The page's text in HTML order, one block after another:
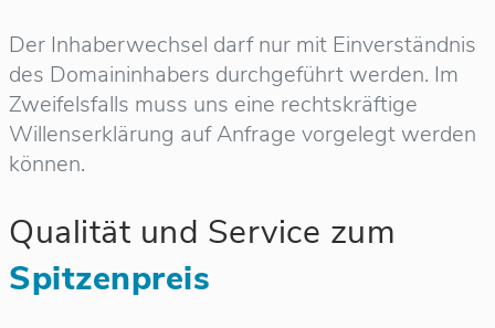
Der Inhaberwechsel darf nur mit Einverständnis
des Domaininhabers durchgeführt werden. Im
Zweifelsfalls muss uns eine rechtskräftige
Willenserklärung auf Anfrage vorgelegt werden
können.
Qualität und Service zum
Spitzenpreis